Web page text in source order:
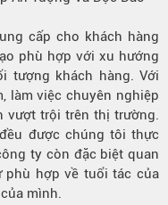
cấp cho khách hàng
phù hợp với xu hướng
tượng khách hàng. Với
làm việc chuyên nghiệp
vượt trội trên thị trường.
được chúng tôi thực
ty còn đặc biệt quan
phù hợp về tuổi tác của
mình.